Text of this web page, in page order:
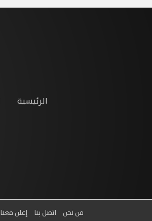
الرئيسية
من نحن اتصل بنا إعلن معنا